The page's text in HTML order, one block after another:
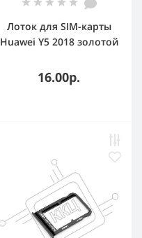
Лоток для SIM-карты
Huawei Y5 2018 золотой
16.00р.